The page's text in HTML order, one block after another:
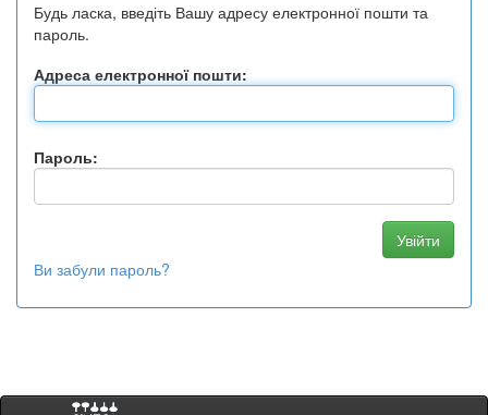
Будь ласка, введіть Вашу адресу електронної пошти та
пароль.
Адреса електронної пошти:
Пароль:
Ви забули пароль?